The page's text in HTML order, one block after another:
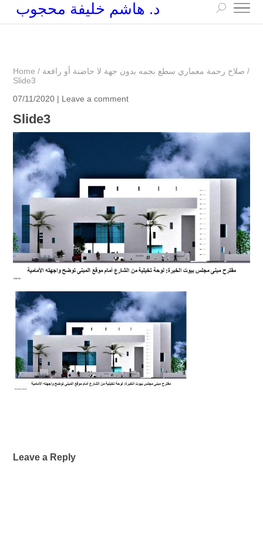
د. هاشم خليفة محجوب
Home / صلاح رحمة معماري سطع نجمه بدون جهة لا حاضنة أو رافعة /
Slide3
07/11/2020 | Leave a comment
Slide3
Leave a Reply